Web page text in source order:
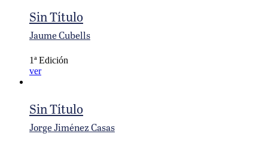
Sin Título
Jaume Cubells
1ª Edición
ver
Sin Título
Jorge Jiménez Casas